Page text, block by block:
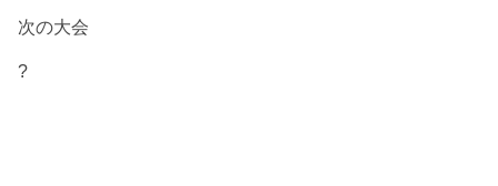
次の大会
?